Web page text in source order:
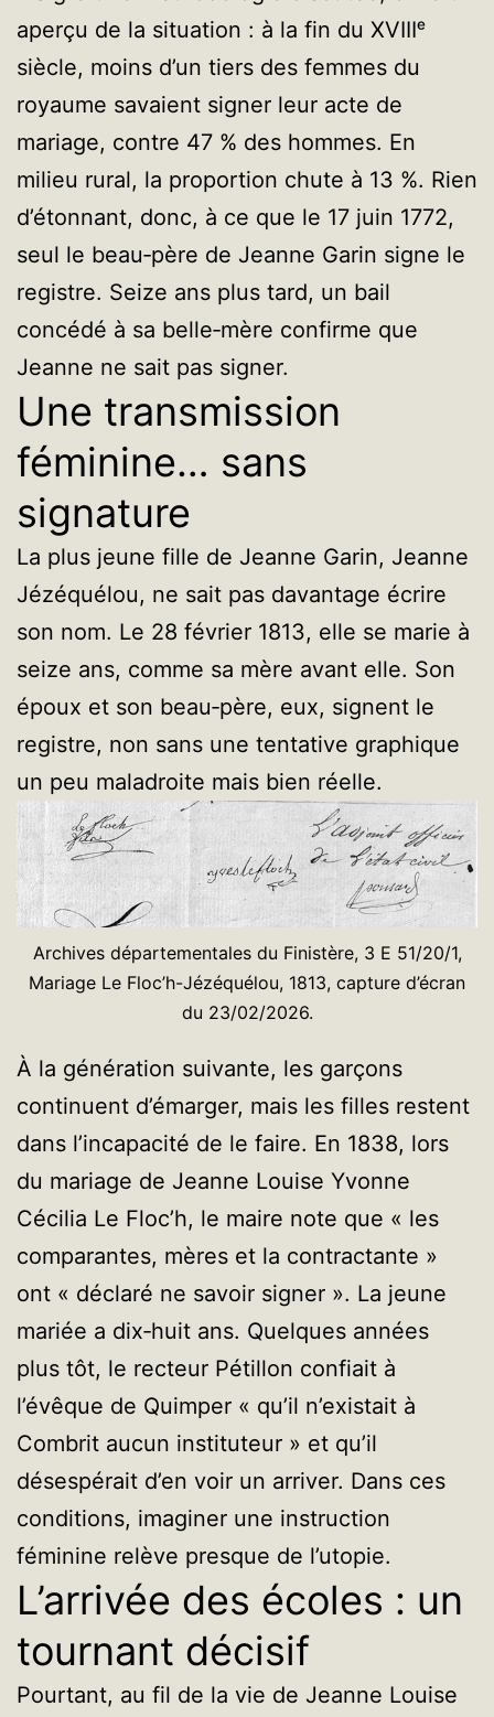
aperçu de la situation : à la fin du XVIIIᵉ
siècle, moins d’un tiers des femmes du
royaume savaient signer leur acte de
mariage, contre 47 % des hommes. En
milieu rural, la proportion chute à 13 %. Rien
d’étonnant, donc, à ce que le 17 juin 1772,
seul le beau‑père de Jeanne Garin signe le
registre. Seize ans plus tard, un bail
concédé à sa belle‑mère confirme que
Jeanne ne sait pas signer.
Une transmission
féminine… sans
signature
La plus jeune fille de Jeanne Garin, Jeanne
Jézéquélou, ne sait pas davantage écrire
son nom. Le 28 février 1813, elle se marie à
seize ans, comme sa mère avant elle. Son
époux et son beau‑père, eux, signent le
registre, non sans une tentative graphique
un peu maladroite mais bien réelle.
Archives départementales du Finistère, 3 E 51/20/1,
Mariage Le Floc’h-Jézéquélou, 1813, capture d’écran
du 23/02/2026.
À la génération suivante, les garçons
continuent d’émarger, mais les filles restent
dans l’incapacité de le faire. En 1838, lors
du mariage de Jeanne Louise Yvonne
Cécilia Le Floc’h, le maire note que « les
comparantes, mères et la contractante »
ont « déclaré ne savoir signer ». La jeune
mariée a dix‑huit ans. Quelques années
plus tôt, le recteur Pétillon confiait à
l’évêque de Quimper « qu’il n’existait à
Combrit aucun instituteur » et qu’il
désespérait d’en voir un arriver. Dans ces
conditions, imaginer une instruction
féminine relève presque de l’utopie.
L’arrivée des écoles : un
tournant décisif
Pourtant, au fil de la vie de Jeanne Louise